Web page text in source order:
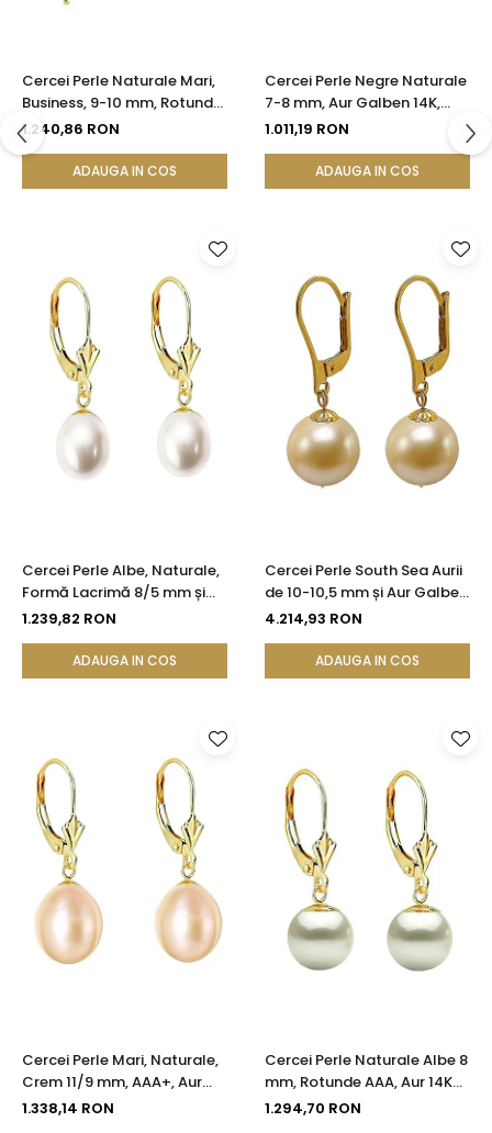
Cercei Perle Naturale Mari,
Business, 9-10 mm, Rotunde
AAA, Aur 14K (aur 585) |
KASKADDA®
1.240,86 RON
ADAUGA IN COS
Cercei Perle Negre Naturale
7-8 mm, Aur Galben 14K,
Formă Buton, Tortiță Închisă
1.011,19 RON
ADAUGA IN COS
Cercei Perle Albe, Naturale,
Formă Lacrimă 8/5 mm și
Aur Galben 14K | KASKADDA®
1.239,82 RON
ADAUGA IN COS
Cercei Perle South Sea Aurii
de 10-10,5 mm și Aur Galben
14K, Forma Rotundă |
4.214,93 RON
ADAUGA IN COS
Cercei Perle Mari, Naturale,
Crem 11/9 mm, AAA+, Aur
14K (aur 585), Forma
1.338,14 RON
Cercei Perle Naturale Albe 8
mm, Rotunde AAA, Aur 14K
(aur 585), Model Lalea |
1.294,70 RON